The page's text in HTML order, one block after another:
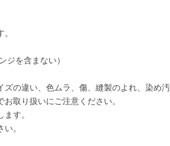
含まない）
の違い、色ムラ、傷、縫製のよれ、染め
取り扱いにご注意ください。
す。
。